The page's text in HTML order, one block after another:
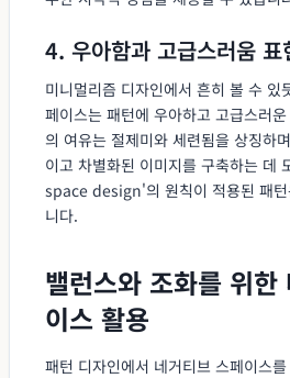
4. 우아함과 고급스러움 표
미니멀리즘 디자인에서 흔히 볼 수 있
페이스는 패턴에 우아하고 고급스러
의 여유는 절제미와 세련됨을 상징하
이고 차별화된 이미지를 구축하는
space design'의 원칙이 적용된 패턴
니다.
밸런스와 조화를 위한
이스 활용
패턴 디자인에서 네거티브 스페이스